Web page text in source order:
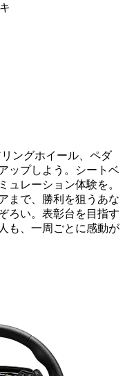
ングホイール、ペダ
ップしよう。シートベ
ュレーション体験を。
まで、勝利を狙うあな
ろい。表彰台を目指す
も、一周ごとに感動が